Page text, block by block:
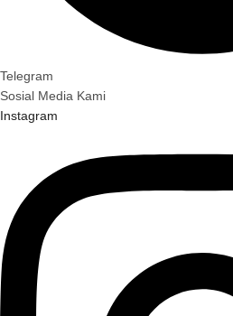
Telegram
Sosial Media Kami
Instagram